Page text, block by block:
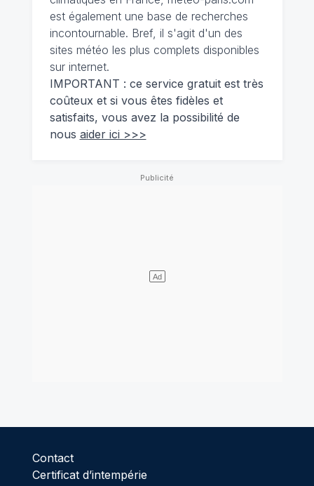
est également une base de recherches
incontournable. Bref, il s'agit d'un des
sites météo les plus complets disponibles
sur internet.
IMPORTANT : ce service gratuit est très
coûteux et si vous êtes fidèles et
satisfaits, vous avez la possibilité de
nous aider ici >>>
Contact
Certificat d’intempérie